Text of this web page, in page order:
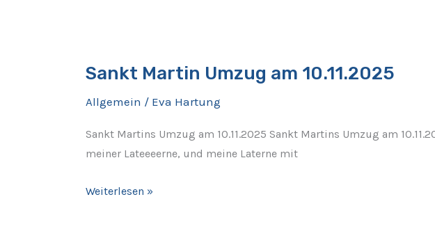
Sankt Martin Umzug am 10.11.2025
Allgemein / Eva Hartung
Sankt Martins Umzug am 10.11.2025 Sankt Martins Umzug am
meiner Lateeeerne, und meine Laterne mit
Umzug
10.11.2025
Weiterlesen »